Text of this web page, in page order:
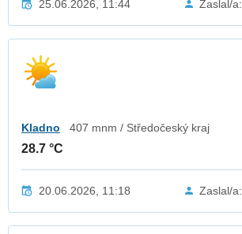
25.06.2026, 11:44 Zaslal/a:
Kladno 407 mnm / Středočeský kraj
28.7 °C
20.06.2026, 11:18 Zaslal/a: